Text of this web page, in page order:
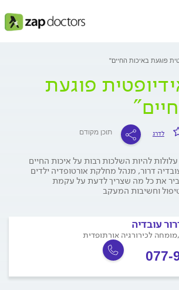
פוגעת באיכות החיים"
פוגעת
לדרג תוכן מקודם
להיות השלכות רבות על איכות החיים
דרור, מנהל מחלקת אורטופדיה ילדים
את כל מה שצריך לדעת על עקמת
וחשיבות המעקב
עובדיה
לכירורגיה אורתופדית
077-